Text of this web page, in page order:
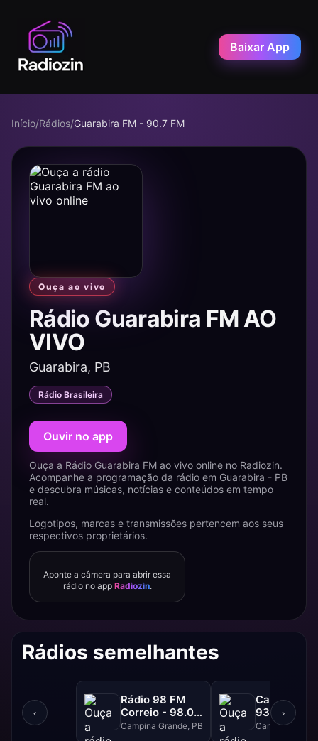
Baixar App
Início/Rádios/Guarabira FM - 90.7 FM
Ouça ao vivo
Rádio Guarabira FM AO
VIVO
Guarabira, PB
Rádio Brasileira
Ouvir no app
Ouça a Rádio Guarabira FM ao vivo online no Radiozin.
Acompanhe a programação da rádio em Guarabira - PB
e descubra músicas, notícias e conteúdos em tempo
real.
Logotipos, marcas e transmissões pertencem aos seus
respectivos proprietários.
Aponte a câmera para abrir essa
rádio no app Radiozin.
Rádios semelhantes
‹
Rádio 98 FM
Correio - 98.0
FM
Campina Grande, PB
Campina
93.1 FM
Campina
›